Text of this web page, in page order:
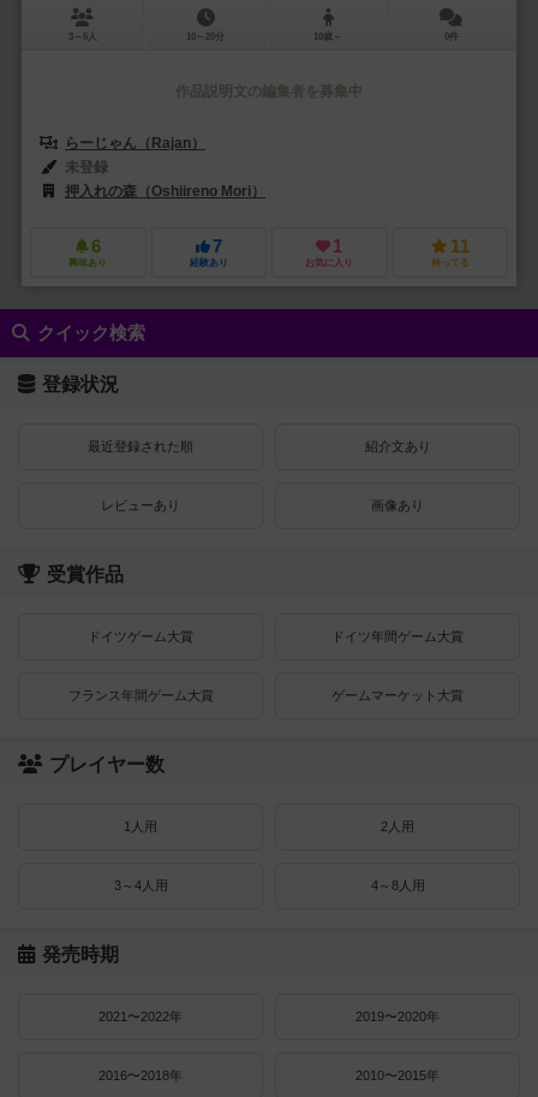
3～6人 10～20分 10歳～ 0件
作品説明文の編集者を募集中
らーじゃん（Rajan）
未登録
押入れの森（Oshiireno Mori）
6
興味あり
7
経験あり
1
お気に入り
11
持ってる
クイック検索
登録状況
最近登録された順 紹介文あり
レビューあり 画像あり
受賞作品
ドイツゲーム大賞 ドイツ年間ゲーム大賞
フランス年間ゲーム大賞 ゲームマーケット大賞
プレイヤー数
1人用 2人用
3～4人用 4～8人用
発売時期
2021〜2022年 2019〜2020年
2016〜2018年 2010〜2015年